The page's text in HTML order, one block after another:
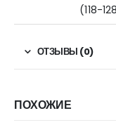
(118-
ОТЗЫВЫ (0)
ПОХОЖИЕ